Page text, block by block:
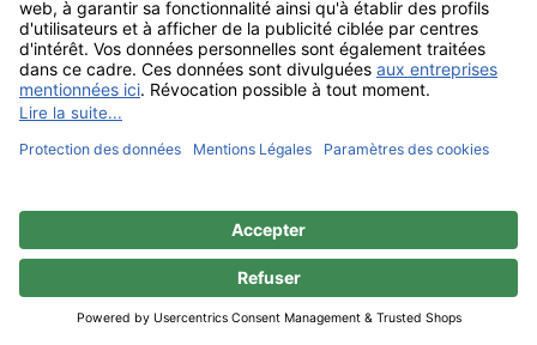
Mentions légalesContactConfidentialitéSitemap
BUSCH & CO. GmbH & Co. KG |
Engelskirchen | Telefon +49 (0) 22 63 - 86 - 0 | Telefax +49 (0) 22 63 - 2 07